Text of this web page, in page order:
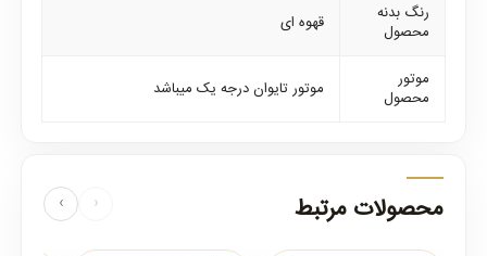
رنگ بدنه
محصول
قهوه ای
موتور
محصول
موتور تایوان درجه یک میباشد
محصولات مرتبط ‹
›